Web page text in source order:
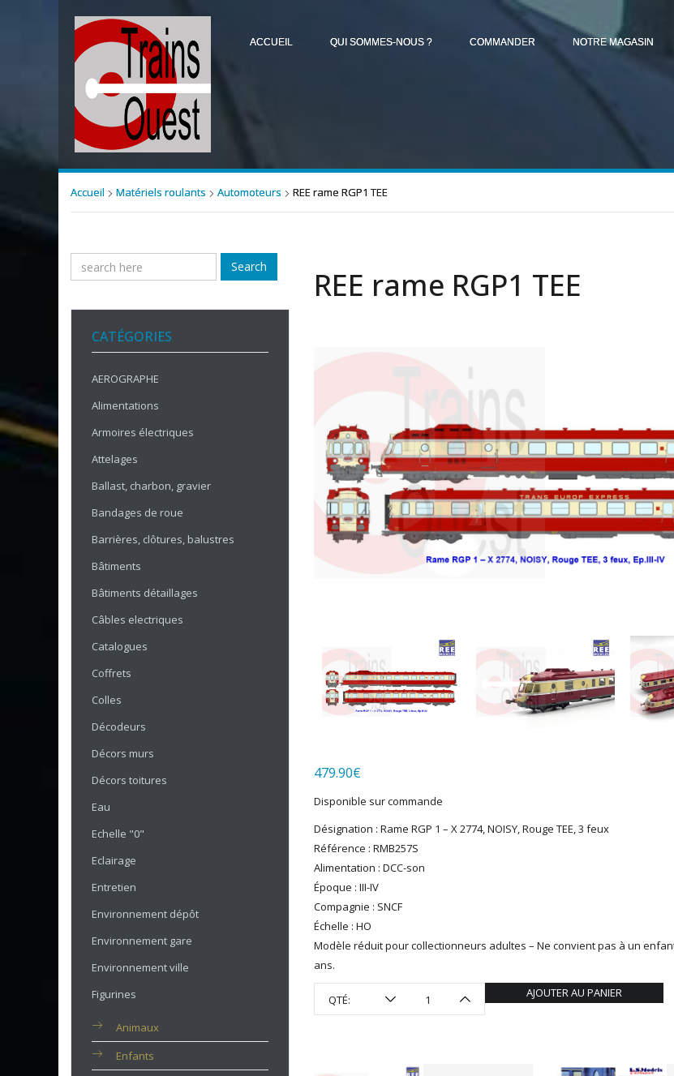
ACCUEIL QUI SOMMES-NOUS ? COMMANDER NOTRE MAGASIN
Accueil Matériels roulants Automoteurs REE rame RGP1 TEE
Search
CATÉGORIES
AEROGRAPHE
Alimentations
Armoires électriques
Attelages
Ballast, charbon, gravier
Bandages de roue
Barrières, clôtures, balustres
Bâtiments
Bâtiments détaillages
Câbles electriques
Catalogues
Coffrets
Colles
Décodeurs
Décors murs
Décors toitures
Eau
Echelle "0"
Eclairage
Entretien
Environnement dépôt
Environnement gare
Environnement ville
Figurines
Animaux
Enfants
REE rame RGP1 TEE
479.90€
Disponible sur commande
Désignation : Rame RGP 1 – X 2774, NOISY, Rouge TEE, 3 feux
Référence : RMB257S
Alimentation : DCC-son
Époque : III-IV
Compagnie : SNCF
Échelle : HO
Modèle réduit pour collectionneurs adultes – Ne convient pas à un
ans.
QTÉ: AJOUTER AU PANIER